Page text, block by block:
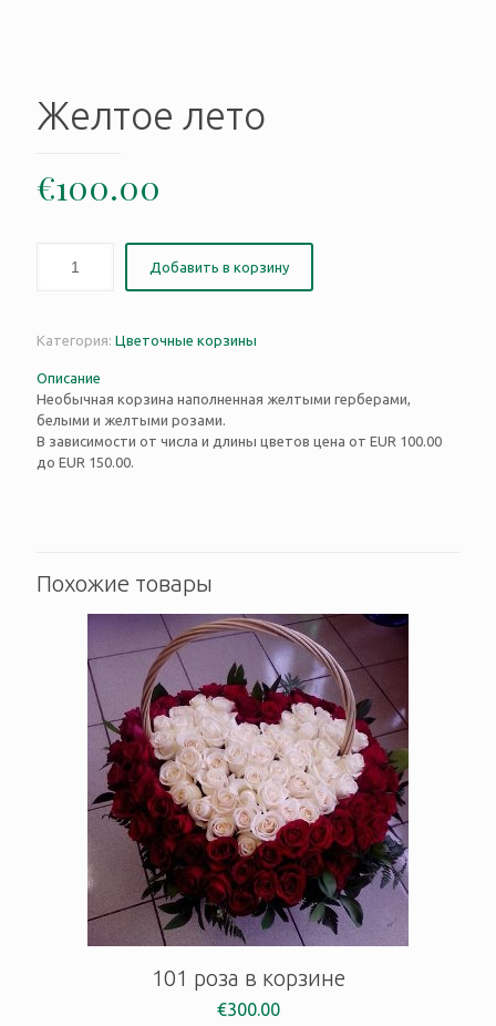
Желтое лето
€100.00
Добавить в корзину
Категория: Цветочные корзины
Описание
Необычная корзина наполненная желтыми герберами,
белыми и желтыми розами.
В зависимости от числа и длины цветов цена от EUR 100.00
до EUR 150.00.
Похожие товары
101 роза в корзине
€300.00